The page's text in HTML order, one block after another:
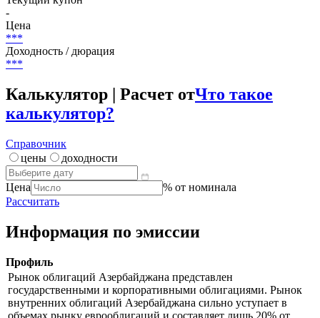
Страна риска
Азербайджан
Текущий купон
-
***
Доходность / дюрация
***
Калькулятор | Расчет от
калькулятор?
Справочник
цены
Цена
% от номинала
Информация по эмиссии
Профиль